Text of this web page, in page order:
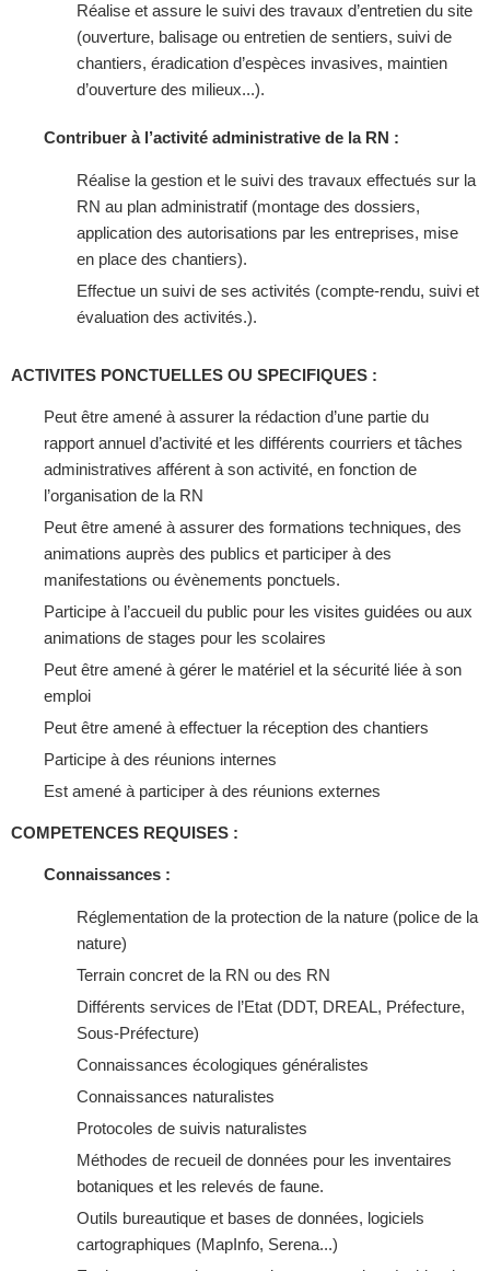
Réalise et assure le suivi des travaux d’entretien du site
(ouverture, balisage ou entretien de sentiers, suivi de
chantiers, éradication d’espèces invasives, maintien
d’ouverture des milieux...).
Contribuer à l’activité administrative de la RN :
Réalise la gestion et le suivi des travaux effectués sur la
RN au plan administratif (montage des dossiers,
application des autorisations par les entreprises, mise
en place des chantiers).
Effectue un suivi de ses activités (compte-rendu, suivi et
évaluation des activités.).
ACTIVITES PONCTUELLES OU SPECIFIQUES :
Peut être amené à assurer la rédaction d’une partie du
rapport annuel d’activité et les différents courriers et tâches
administratives afférent à son activité, en fonction de
l’organisation de la RN
Peut être amené à assurer des formations techniques, des
animations auprès des publics et participer à des
manifestations ou évènements ponctuels.
Participe à l’accueil du public pour les visites guidées ou aux
animations de stages pour les scolaires
Peut être amené à gérer le matériel et la sécurité liée à son
emploi
Peut être amené à effectuer la réception des chantiers
Participe à des réunions internes
Est amené à participer à des réunions externes
COMPETENCES REQUISES :
Connaissances :
Réglementation de la protection de la nature (police de la
nature)
Terrain concret de la RN ou des RN
Différents services de l’Etat (DDT, DREAL, Préfecture,
Sous-Préfecture)
Connaissances écologiques généralistes
Connaissances naturalistes
Protocoles de suivis naturalistes
Méthodes de recueil de données pour les inventaires
botaniques et les relevés de faune.
Outils bureautique et bases de données, logiciels
cartographiques (MapInfo, Serena...)